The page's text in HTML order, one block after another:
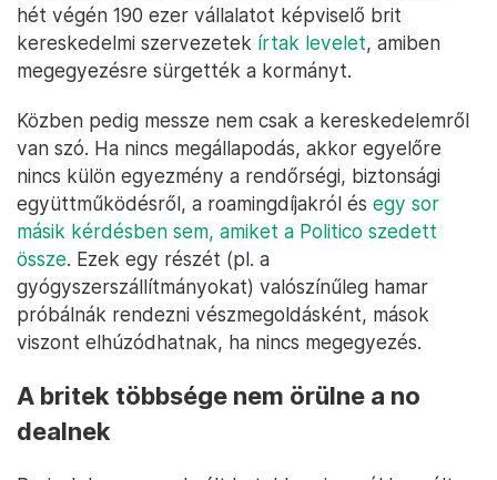
hét végén 190 ezer vállalatot képviselő brit
kereskedelmi szervezetek írtak levelet, amiben
megegyezésre sürgették a kormányt.
Közben pedig messze nem csak a kereskedelemről
van szó. Ha nincs megállapodás, akkor egyelőre
nincs külön egyezmény a rendőrségi, biztonsági
együttműködésről, a roamingdíjakról és egy sor
másik kérdésben sem, amiket a Politico szedett
össze. Ezek egy részét (pl. a
gyógyszerszállítmányokat) valószínűleg hamar
próbálnák rendezni vészmegoldásként, mások
viszont elhúzódhatnak, ha nincs megegyezés.
A britek többsége nem örülne a no
dealnek